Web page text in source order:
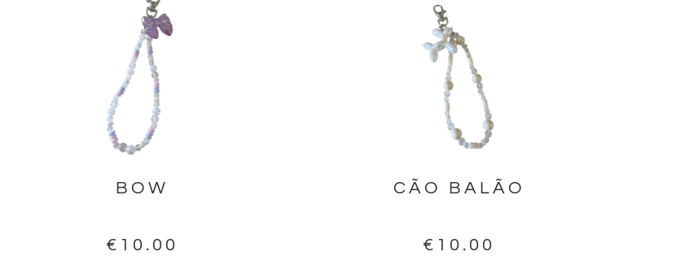
BOW
€ 10.00
CÃO BALÃO
€ 10.00